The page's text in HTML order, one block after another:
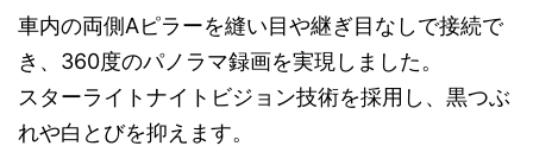
車内の両側Aピラーを縫い目や継ぎ目なしで接続で
き、360度のパノラマ録画を実現しました。
スターライトナイトビジョン技術を採用し、黒つぶ
れや白とびを抑えます。